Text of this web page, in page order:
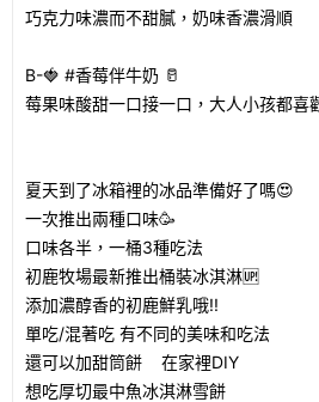
巧克力味濃而不甜膩，奶味香濃滑順
B-🍓 #香莓伴牛奶 🥛
莓果味酸甜一口接一口，大人小孩都喜
夏天到了冰箱裡的冰品準備好了嗎😍
一次推出兩種口味🥳
口味各半，一桶3種吃法
初鹿牧場最新推出桶裝冰淇淋🆙
添加濃醇香的初鹿鮮乳哦!!
單吃/混著吃 有不同的美味和吃法
還可以加甜筒餅 在家裡DIY
想吃厚切最中魚冰淇淋雪餅